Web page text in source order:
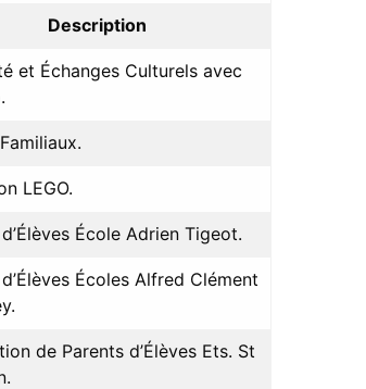
Description
et Échanges Culturels avec
LEGO.
École Adrien Tigeot.
Écoles Alfred Clément
de Parents d’Élèves Ets. St